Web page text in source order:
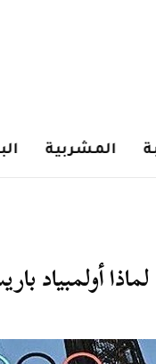
المشربية
أولمبياد